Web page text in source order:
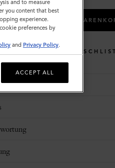
IN DEN
and to measure
you content that best
experience.
preferences by
and Privacy Policy.
ACCEPT ALL